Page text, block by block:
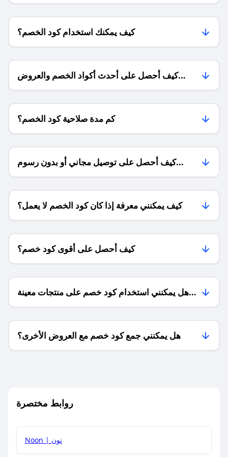
كيف يمكنك استخدام كود الخصم؟
كيف أحصل على أحدث أكواد الخصم والعروض
للمتاجر؟
كم مدة صلاحية كود الخصم؟
كيف أحصل على توصيل مجاني أو بدون رسوم
الشحن ؟
كيف يمكنني معرفة إذا كان كود الخصم لا يعمل؟
كيف أحصل على أقوى كود خصم؟
هل يمكنني استخدام كود خصم على منتجات معينة
فقط؟
هل يمكنني جمع كود خصم مع العروض الأخرى؟
روابط مختصرة
Noon | نون